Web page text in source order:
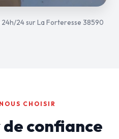
24 sur La Forteresse 38590
CHOISIR
confiance